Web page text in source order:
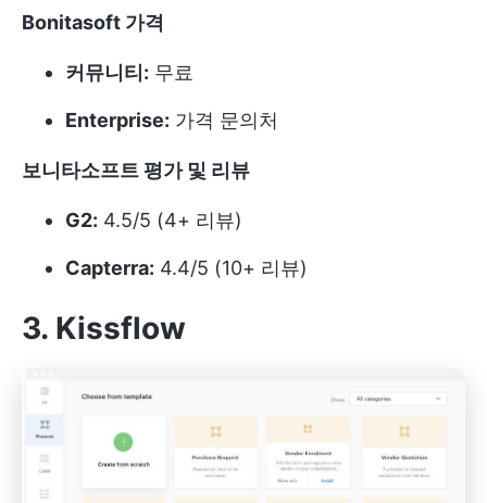
Bonitasoft 가격
커뮤니티: 무료
Enterprise: 가격 문의처
보니타소프트 평가 및 리뷰
G2: 4.5/5 (4+ 리뷰)
Capterra: 4.4/5 (10+ 리뷰)
3. Kissflow